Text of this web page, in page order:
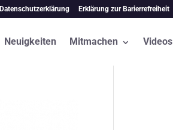
Datenschutzerklärung Erklärung zur Barierrefreiheit
Neuigkeiten Mitmachen Videos